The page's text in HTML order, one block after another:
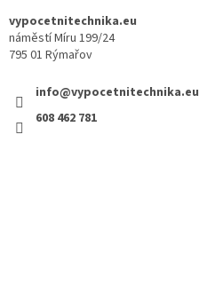
vypocetnitechnika.eu
náměstí Míru 199/24
795 01 Rýmařov
info@vypocetnitechnika.eu
608 462 781